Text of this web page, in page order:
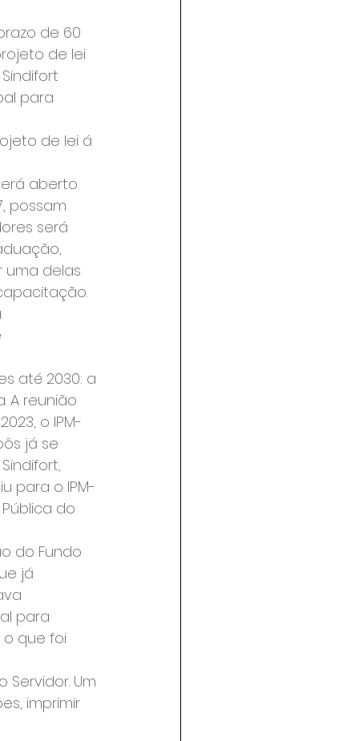
de 60
de lei
para
de lei á
aberto
possam
será
uma delas
até 2030: a
A reunião
o IPM-
já se
para o IPM-
do
do Fundo
já
para
o que foi
Um
imprimir